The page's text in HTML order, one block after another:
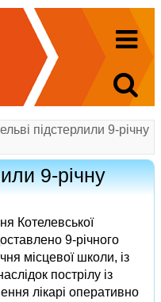
підстерлили 9-річну
9-річну
Котелевської
9-річного
місцевої школи, із
пострілу із
лікарі оперативно